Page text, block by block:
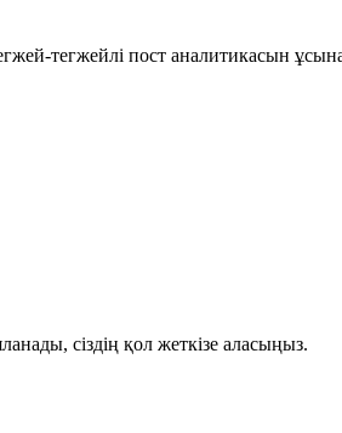
тегжейлі пост аналитикасын
сіздің қол жеткізе аласыңыз.